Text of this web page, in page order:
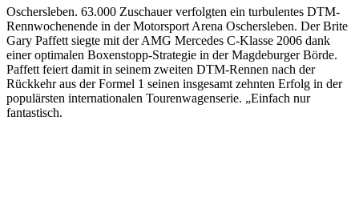
Oschersleben. 63.000 Zuschauer verfolgten ein turbulentes DTM-
Rennwochenende in der Motorsport Arena Oschersleben. Der Brite
Gary Paffett siegte mit der AMG Mercedes C-Klasse 2006 dank
einer optimalen Boxenstopp-Strategie in der Magdeburger Börde.
Paffett feiert damit in seinem zweiten DTM-Rennen nach der
Rückkehr aus der Formel 1 seinen insgesamt zehnten Erfolg in der
populärsten internationalen Tourenwagenserie. „Einfach nur
fantastisch.